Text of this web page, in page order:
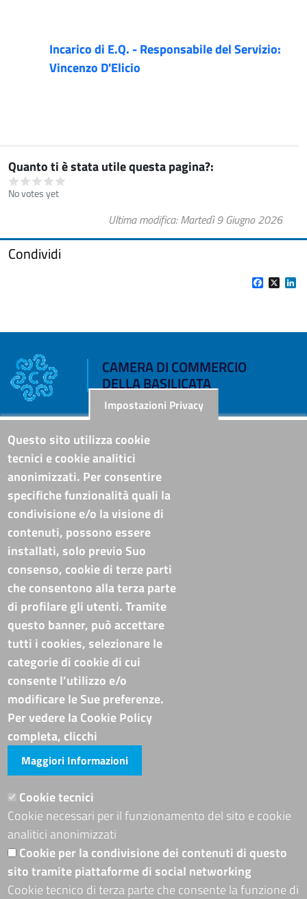
Incarico di E.Q. - Responsabile del Servizio:
Vincenzo D'Elicio
Quanto ti è stata utile questa pagina?
No votes yet
Ultima modifica Martedì 9 Giugno 2026
Condividi
Facebook
X
CAMERA DI COMMERCIO
DELLA BASILICATA
Riferimenti
Sede Legale: Corso XVIII Agosto, 34 - 85100 Potenza
Sede Secondaria: Via Lucana, 82 - 75100 Matera
Tel. Sede Legale: 0971/412111
Tel. Sede Secondaria: 0835/338411
C.F./P.IVA: 02019590765
Codi. univoco ufficio fatt. elettronica: T94M75
cameradicommercio@pec.basilicata.camcom.it
Pubblicità e trasparenza
Amministrazione Trasparente
Albo online
Bandi di concorso
Codice disciplinare e codice di condotta
Avvisi e bandi
Piattaforma TRASPARE E ALBO FORNITORI
Avvisi e atti di altre Amministrazioni
Visite totali al portale: 4011594
Siti tematici
ADRION PROGRAMME
Seguici su
Impostazioni Privacy
Questo sito utilizza cookie
tecnici e cookie analitici
anonimizzati. Per consentire
specifiche funzionalità quali la
condivisione e/o la visione di
contenuti, possono essere
installati, solo previo Suo
consenso, cookie di terze parti
che consentono alla terza parte
di profilare gli utenti. Tramite
questo banner, può accettare
tutti i cookies, selezionare le
categorie di cookie di cui
consente l’utilizzo e/o
modificare le Sue preferenze.
Per vedere la Cookie Policy
completa, clicchi
Maggiori Informazioni
Cookie tecnici
Cookie necessari per il funzionamento del sito e cookie
analitici anonimizzati
Cookie per la condivisione dei contenuti di questo
sito tramite piattaforme di social networking
Cookie tecnico di terza parte che consente la funzione di